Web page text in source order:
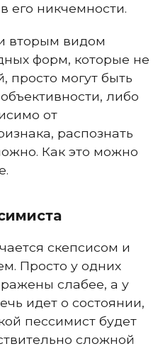
его никчемности.
вторым видом
форм, которые не
просто могут быть
либо
от
распознать
Как это можно
скепсисом и
Просто у одних
слабее, а у
идет о состоянии,
пессимист будет
сложной